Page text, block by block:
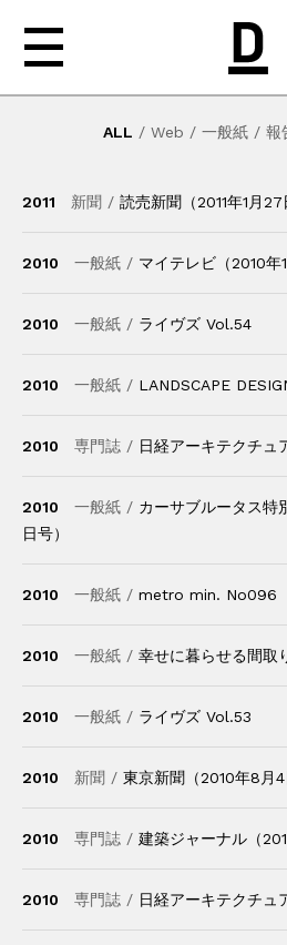
MEDIA
ALL / Web / 一般紙 / 報
2011 新聞 / 読売新聞（2011年1月27
2010 一般紙 / マイテレビ（2010年
2010 一般紙 / ライヴズ Vol.54
2010 一般紙 / LANDSCAPE
2010 専門誌 / 日経アーキテクチュ
2010 一般紙 / カーサブルータス特
日号）
2010 一般紙 / metro min. No096
2010 一般紙 / 幸せに暮らせる間取
2010 一般紙 / ライヴズ Vol.53
2010 新聞 / 東京新聞（2010年8月4
2010 専門誌 / 建築ジャーナル（
2010 専門誌 / 日経アーキテクチュ